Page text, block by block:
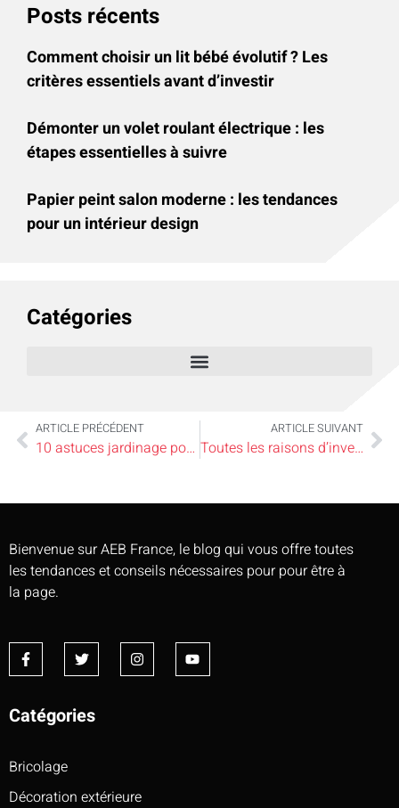
Posts récents
Comment choisir un lit bébé évolutif ? Les
critères essentiels avant d’investir
Démonter un volet roulant électrique : les
étapes essentielles à suivre
Papier peint salon moderne : les tendances
pour un intérieur design
Catégories
ARTICLE PRÉCÉDENT
10 astuces jardinage pour des plantes en pleine santé et un jardin éblouissant
ARTICLE SUIVANT
Toutes les raisons d’investir dans une maison de luxe à Aix-en-Provence
Bienvenue sur AEB France, le blog qui vous offre toutes
les tendances et conseils nécessaires pour pour être à
la page.
Catégories
Bricolage
Décoration extérieure